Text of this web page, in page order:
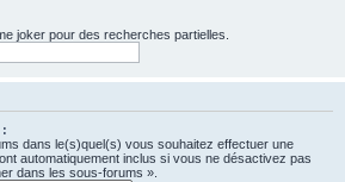
joker pour des recherches partielles.
:
dans le(s)quel(s) vous souhaitez effectuer une
automatiquement inclus si vous ne désactivez pas
dans les sous-forums ».